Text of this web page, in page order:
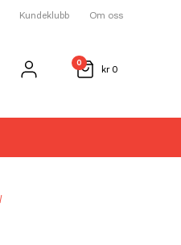
Kundeklubb Om oss
kr0
0